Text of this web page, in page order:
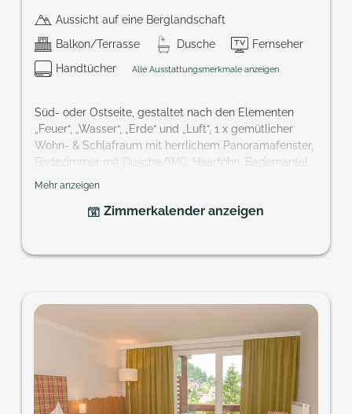
Aussicht auf eine Berglandschaft
Balkon/Terrasse
Dusche
Fernseher
Handtücher
Alle Ausstattungsmerkmale anzeigen
Süd- oder Ostseite, gestaltet nach den Elementen
„Feuer“, „Wasser“, „Erde“ und „Luft“, 1 x gemütlicher
Wohn- & Schlafraum mit herrlichem Panoramafenster,
Badezimmer mit Dusche/WC, Haarföhn, Bademantel,
Kabel-TV, Telefon, Minibar, Safe, Balkon
Größe: ca. 24 m²
Mehr anzeigen
Zimmerkalender anzeigen